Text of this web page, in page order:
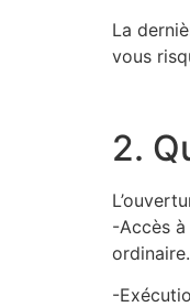
La
vous
2.
-Accès
-